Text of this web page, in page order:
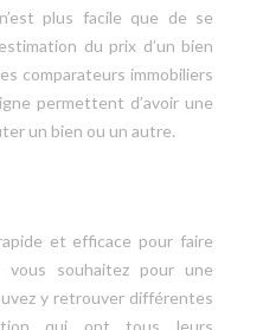
plus facile que de se
du prix d’un bien
comparateurs immobiliers
permettent d’avoir une
un bien ou un autre.
et efficace pour faire
souhaitez pour une
y retrouver différentes
qui ont tous leurs